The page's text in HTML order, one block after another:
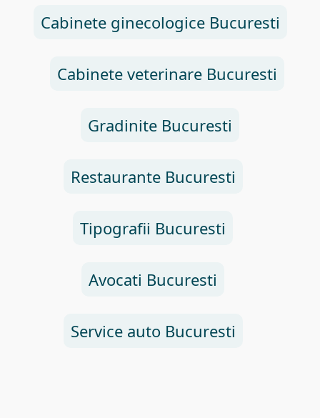
Cabinete ginecologice Bucuresti
Cabinete veterinare Bucuresti
Gradinite Bucuresti
Restaurante Bucuresti
Tipografii Bucuresti
Avocati Bucuresti
Service auto Bucuresti